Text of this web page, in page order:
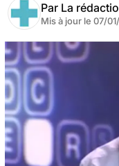
Par La
Mis à jour le 07/